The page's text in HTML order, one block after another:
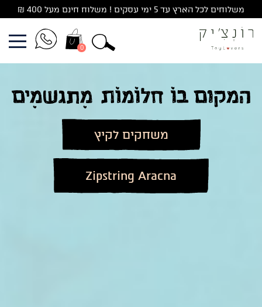
משלוחים לכל הארץ עד 5 ימי עסקים ! משלוח חינם מעל 400 ₪
0
משחקים לקיץ
Zipstring Aracna